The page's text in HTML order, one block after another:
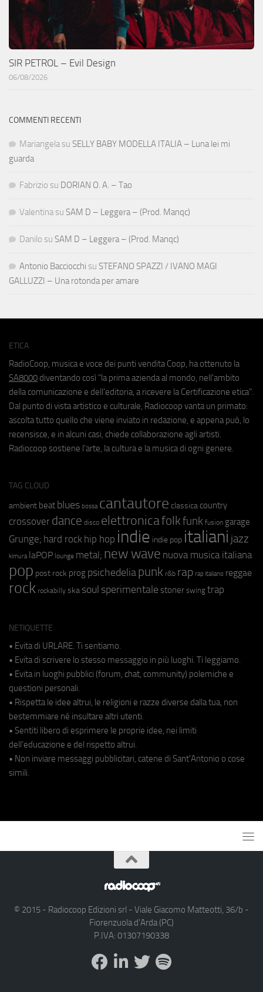
SIR PETROL – Evil Design
06/08/2026
COMMENTI RECENTI
Mariangela su SELLY BABY MODELLA ITALIA – Luna lei mi
guarda
Fabrizio su DORIAN O. A. – Tao
Valentina su SAM D – Leggera – (Prod. Manqc)
Danilo su SAM D – Leggera – (Prod. Manqc)
Antonio Bacciocchi su STEFANO SPAZZI / IVANO MAGI
GALLUZZI – Una rotonda per amare
ETICA
RadioCoop, musica e voce dei punti vendita Coop, ha ottenuto la
SA8000 diventando così "la prima azienda al mondo, nell'ambito
della comunicazione e dell'editoria, a ricevere la Certificazione etica".
Dal punto di vista artistico e culturale, Radiocoop vanta un primato:
ascolta tutto quello che viene inviato in redazione, e appena può, lo
recensisce, e in alcuni casi, chiede collaborazione agli artisti.
Radiocoop sostiene l'arte, la cultura e la musica di ogni genere.
TAG CLOUD
ambient beat blues bossa cantautore classica country
crossover dance disco elettronicafolkfunk fusion garage
Grunge; hard rock hip hop indie indie pop italiani jazz
kimura laPOP lounge metal; new wave nuova musica italiana
pop post rock prog psichedeliapunk r&b rap rap italiano reggae
rock rockabilly ska soul sperimentale stoner swing trap
NETIQUETTE
• Evita di URLARE. Ti sentiamo.
• Evita di scrivere lo stesso messaggio in più luoghi. Ti leggiamo.
• Evita in luoghi pubblici (forum, chat, community) polemiche e
questioni personali.
• Rispetta le idee altrui, le religioni e razze diverse dalla tua, non
bestemmiare né insultare altri utenti.
• Sentiti libero di esprimere le proprie idee, nei limiti
dell'educazione e del rispetto altrui.
• Non inviare messaggi pubblicitari, catene di Sant'Antonio o cose
simili.
© 2015 - Radiocoop Edizioni srl - Viale Giacomo Matteotti, 36/b -
Fiorenzuola d'Arda (PC)
P.IVA: 01307190338